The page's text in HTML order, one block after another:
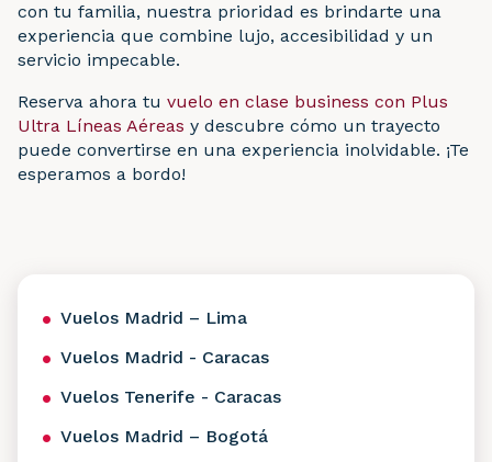
con tu familia, nuestra prioridad es brindarte una
experiencia que combine lujo, accesibilidad y un
servicio impecable.
Reserva ahora tu vuelo en clase business con Plus
Ultra Líneas Aéreas y descubre cómo un trayecto
puede convertirse en una experiencia inolvidable. ¡Te
esperamos a bordo!
Vuelos Madrid – Lima
Vuelos Madrid - Caracas
Vuelos Tenerife - Caracas
Vuelos Madrid – Bogotá